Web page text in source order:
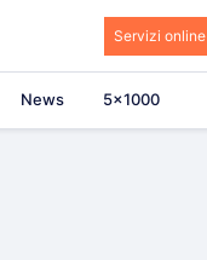
Servizi online
News 5×1000